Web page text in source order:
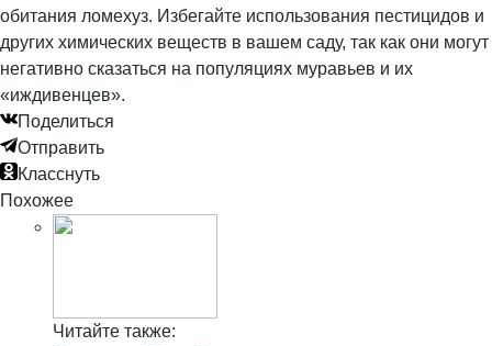
обитания ломехуз. Избегайте использования пестицидов и
других химических веществ в вашем саду, так как они могут
негативно сказаться на популяциях муравьев и их
«иждивенцев».
Поделиться
Отправить
Класснуть
Похожее
Читайте также: